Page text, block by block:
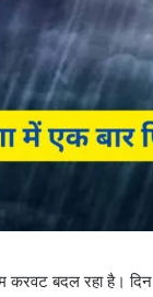
करवट बदल रहा है।